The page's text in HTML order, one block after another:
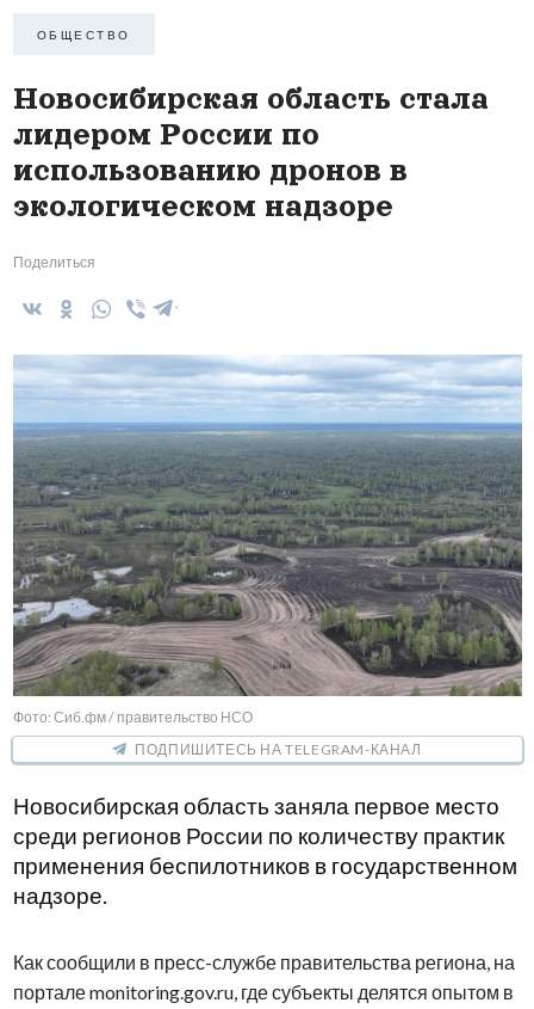
ОБЩЕСТВО
Новосибирская область стала
лидером России по
использованию дронов в
экологическом надзоре
Поделиться
Фото: Сиб.фм / правительство НСО
ПОДПИШИТЕСЬ НА TELEGRAM-КАНАЛ
Новосибирская область заняла первое место
среди регионов России по количеству практик
применения беспилотников в государственном
надзоре.
Как сообщили в пресс-службе правительства региона, на
портале monitoring.gov.ru, где субъекты делятся опытом в